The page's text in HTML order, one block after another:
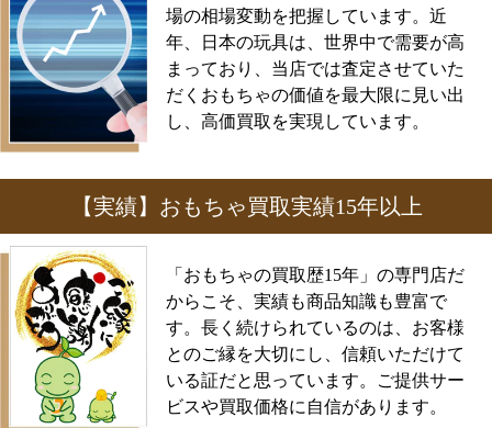
場の相場変動を把握しています。近
年、日本の玩具は、世界中で需要が高
まっており、当店では査定させていた
だくおもちゃの価値を最大限に見い出
し、高価買取を実現しています。
【実績】おもちゃ買取実績15年以上
「おもちゃの買取歴15年」の専門店だ
からこそ、実績も商品知識も豊富で
す。長く続けられているのは、お客様
とのご縁を大切にし、信頼いただけて
いる証だと思っています。ご提供サー
ビスや買取価格に自信があります。